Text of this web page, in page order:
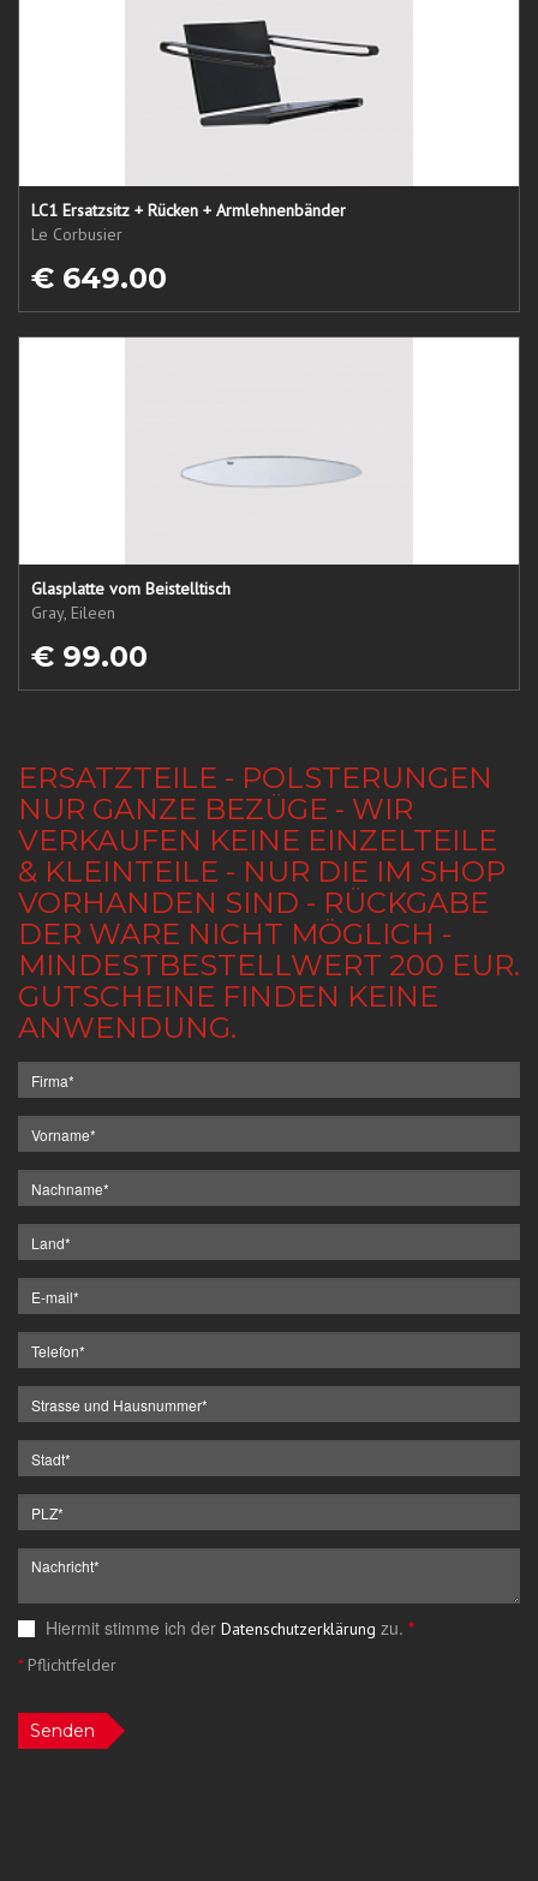
LC1 Ersatzsitz + Rücken + Armlehnenbänder
Le Corbusier
€ 649.00
Glasplatte vom Beistelltisch
Gray, Eileen
€ 99.00
ERSATZTEILE - POLSTERUNGEN
NUR GANZE BEZÜGE - WIR
VERKAUFEN KEINE EINZELTEILE
& KLEINTEILE - NUR DIE IM SHOP
VORHANDEN SIND - RÜCKGABE
DER WARE NICHT MÖGLICH -
MINDESTBESTELLWERT 200 EUR.
GUTSCHEINE FINDEN KEINE
ANWENDUNG.
Hiermit stimme ich der Datenschutzerklärung zu. *
*Pflichtfelder
Senden